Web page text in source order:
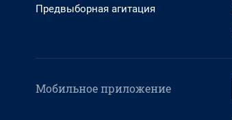
Предвыборная агитация
Мобильное приложение